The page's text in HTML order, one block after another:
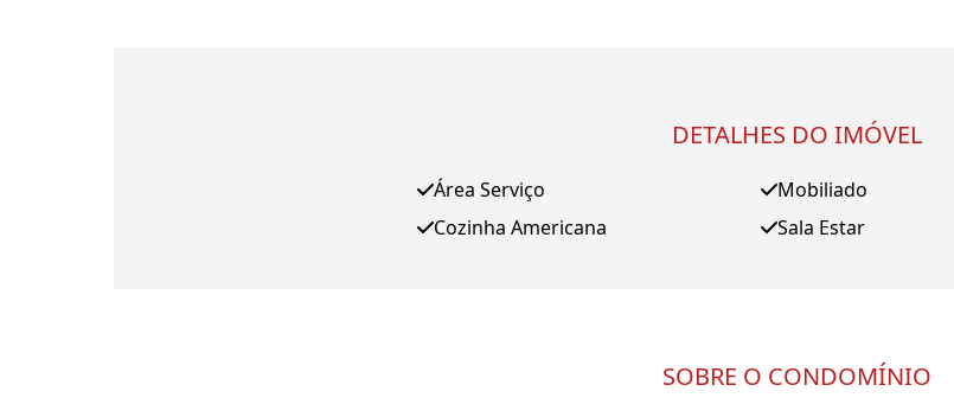
DETALHES DO IMÓVEL
Área Serviço
Cozinha Americana
Mobiliado
Sala Estar
SOBRE O CONDOMÍNIO